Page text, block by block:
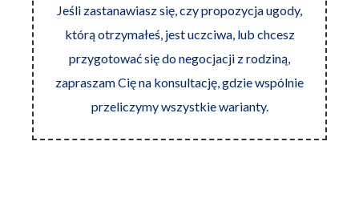
Jeśli zastanawiasz się, czy propozycja ugody,
którą otrzymałeś, jest uczciwa, lub chcesz
przygotować się do negocjacji z rodziną,
zapraszam Cię na konsultację, gdzie wspólnie
przeliczymy wszystkie warianty.